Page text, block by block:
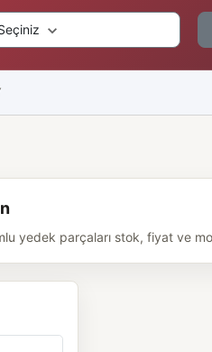
yedek parçaları stok, fiyat ve